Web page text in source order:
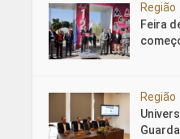
Região
Feira
Região